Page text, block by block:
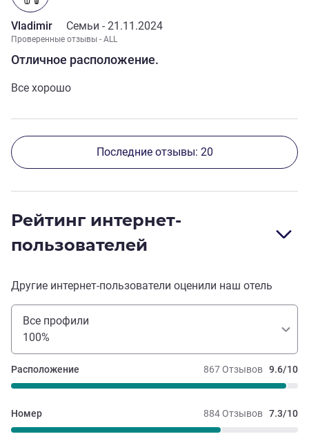
Отличное расположение.
Vladimir Семьи - 21.11.2024
Проверенные отзывы - ALL
Все хорошо
Последние отзывы: 20
Рейтинг интернет-
пользователей
Другие интернет-пользователи оценили наш отель
Все профили
100%
867 Отзывов 9.6/10
Расположение
884 Отзывов 7.3/10
Номер